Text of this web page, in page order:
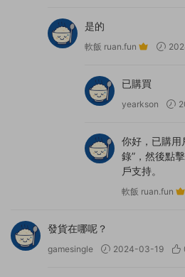
是的
軟飯 ruan.fun
已購買
yearkson
你好，已購用
錄”，然後點
戶支持。
軟飯 ruan.fun
發貨在哪呢？
gamesingle 2024-03-19